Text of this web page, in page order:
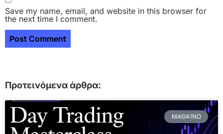
Save my name, email, and website in this browser for
the next time I comment.
Προτεινόμενα άρθρα:
ΜΑΘΑΊΝΩ